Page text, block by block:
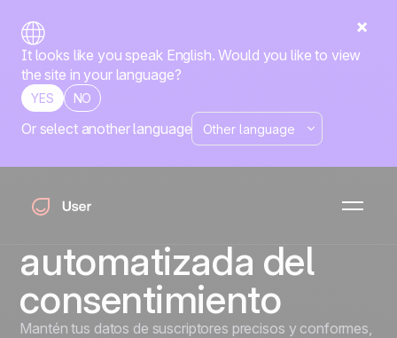
It looks like you speak English. Would you like to view
the site in your language?
YES NO
Or select another language
Gestión de
suscripciones de
email: sincronización
automatizada del
consentimiento
Mantén tus datos de suscriptores precisos y conformes,